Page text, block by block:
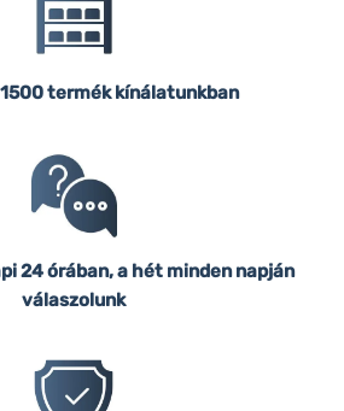
termék kínálatunkban
24 órában, a hét minden napján
válaszolunk